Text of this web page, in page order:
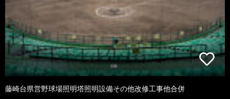
藤崎台県営野球場照明塔照明設備その他改修工事他合併